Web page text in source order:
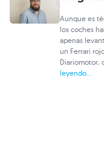
Aunque es
los coches
apenas
un Ferrari
Diariomotor,
leyendo...